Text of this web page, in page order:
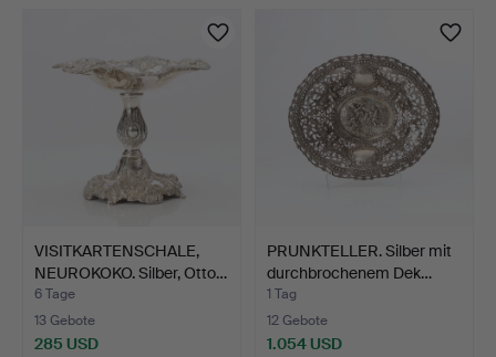
VISITKARTENSCHALE,
NEUROKOKO. Silber, Otto…
6 Tage
13 Gebote
285 USD
PRUNKTELLER. Silber mit
durchbrochenem Dek…
1 Tag
12 Gebote
1.054 USD